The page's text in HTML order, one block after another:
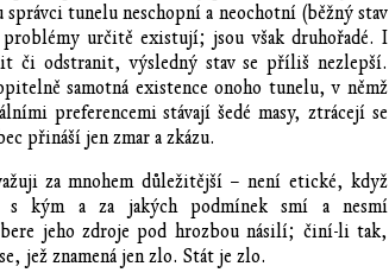
tunelu neschopní a neochotní (běžný stav
určitě existují; jsou však druhořadé. I
či odstranit, výsledný stav se příliš nezlepší.
samotná existence onoho tunelu, v němž
preferencemi stávají šedé masy, ztrácejí se
přináší jen zmar a zkázu.
za mnohem důležitější – není etické, když
s kým a za jakých podmínek smí a nesmí
jeho zdroje pod hrozbou násilí; činí-li tak,
jež znamená jen zlo. Stát je zlo.